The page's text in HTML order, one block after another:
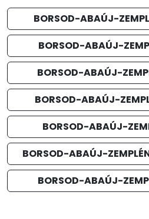
BORSOD-ABAÚJ-
BORSOD-ABAÚJ-
BORSOD-ABAÚJ-
BORSOD-ABAÚJ-
BORSOD-ABAÚJ-
BORSOD-ABAÚJ-
BORSOD-ABAÚJ-